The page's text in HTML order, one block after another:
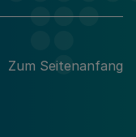
Zum Seitenanfang